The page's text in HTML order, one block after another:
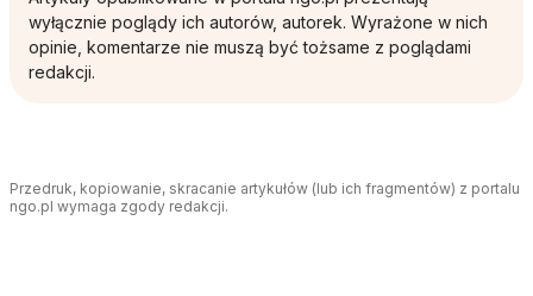
wyłącznie poglądy ich autorów, autorek. Wyrażone w nich
opinie, komentarze nie muszą być tożsame z poglądami
redakcji.
Przedruk, kopiowanie, skracanie artykułów (lub ich fragmentów) z portalu
ngo.pl wymaga zgody redakcji.